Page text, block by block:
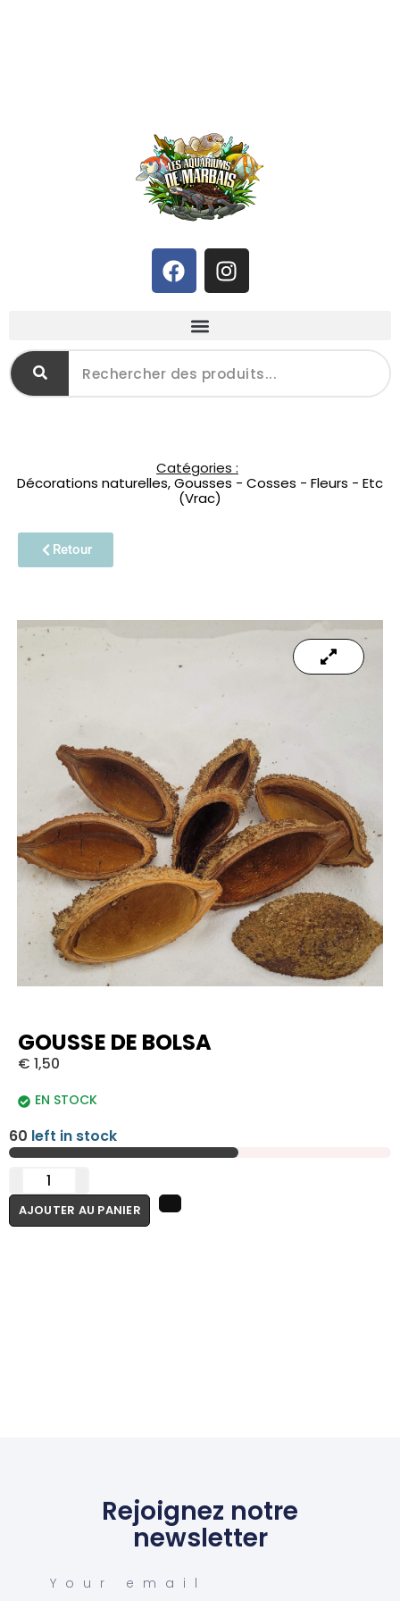
Catégories :
Décorations naturelles,Gousses - Cosses - Fleurs - Etc
(Vrac)
Retour
GOUSSE DE BOLSA
€ 1,50
EN STOCK
60 left in stock
AJOUTER AU PANIER
Rejoignez notre
newsletter